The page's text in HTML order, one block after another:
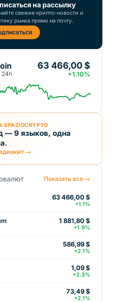
на рассылку
свежие крипто-новости и
рынка прямо на почту.
24h
63 466,00 $
+1.10%
— 9 языков, одна
→
Показать все →
63 466,00 $
+1.1%
1 881,80 $
+1.9%
586,99 $
+2.1%
1,09 $
+2.3%
73,49 $
+2.1%